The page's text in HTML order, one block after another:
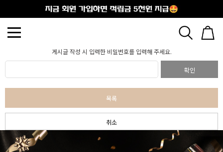
출석체크
게시글 작성 시 입력한 비밀번호를 입력해 주세요.
확인
목록
취소